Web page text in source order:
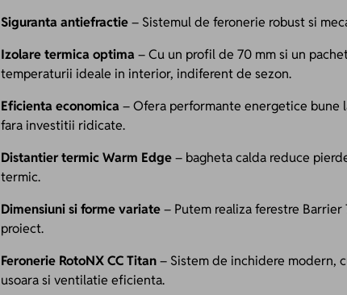
Siguranta antiefractie– Sistemul de feronerie robust si
Izolare termica optima – Cu un profil de 70 mm si un
temperaturii ideale in interior, indiferent de sezon.
Eficienta economica – Ofera performante energetice bune
fara investitii ridicate.
Distantier termic Warm Edge– bagheta calda reduce
termic.
Dimensiuni si forme variate– Putem realiza ferestre
proiect.
Feronerie RotoNX CC Titan– Sistem de inchidere modern,
usoara si ventilatie eficienta.